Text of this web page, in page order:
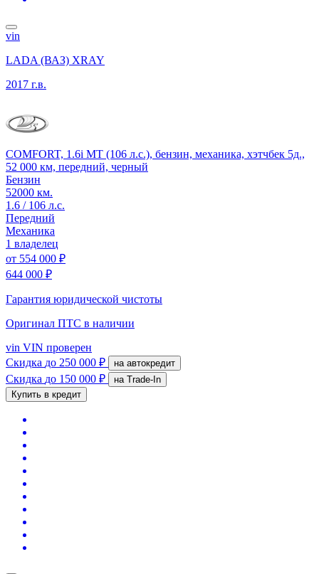
vin
LADA (ВАЗ) XRAY
2017 г.в.
COMFORT, 1.6i MT (106 л.с.), бензин, механика, хэтчбек 5д.,
52 000 км, передний, черный
Бензин
52000 км.
1.6 / 106 л.с.
Передний
Механика
1 владелец
от 554 000 ₽
644 000 ₽
Гарантия юридической чистоты
Оригинал ПТС в наличии
vin VIN проверен
Скидка до 250 000 ₽ на автокредит
Скидка до 150 000 ₽
на Trade-In
Купить в кредит